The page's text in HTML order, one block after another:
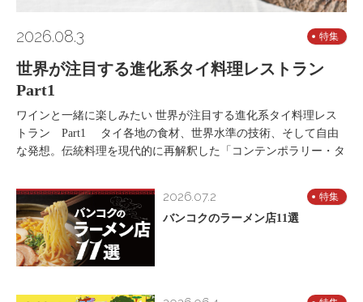
2026.08.3 特集
世界が注目する進化系タイ料理レストラン
Part1
ワインと一緒に楽しみたい 世界が注目する進化系タイ料理レス
トラン Part1 タイ各地の食材、世界水準の技術、そして自由
な発想。伝統料理を現代的に再解釈した「コンテンポラリー・タ
2026.07.2 特集
バンコクのラーメン店11選